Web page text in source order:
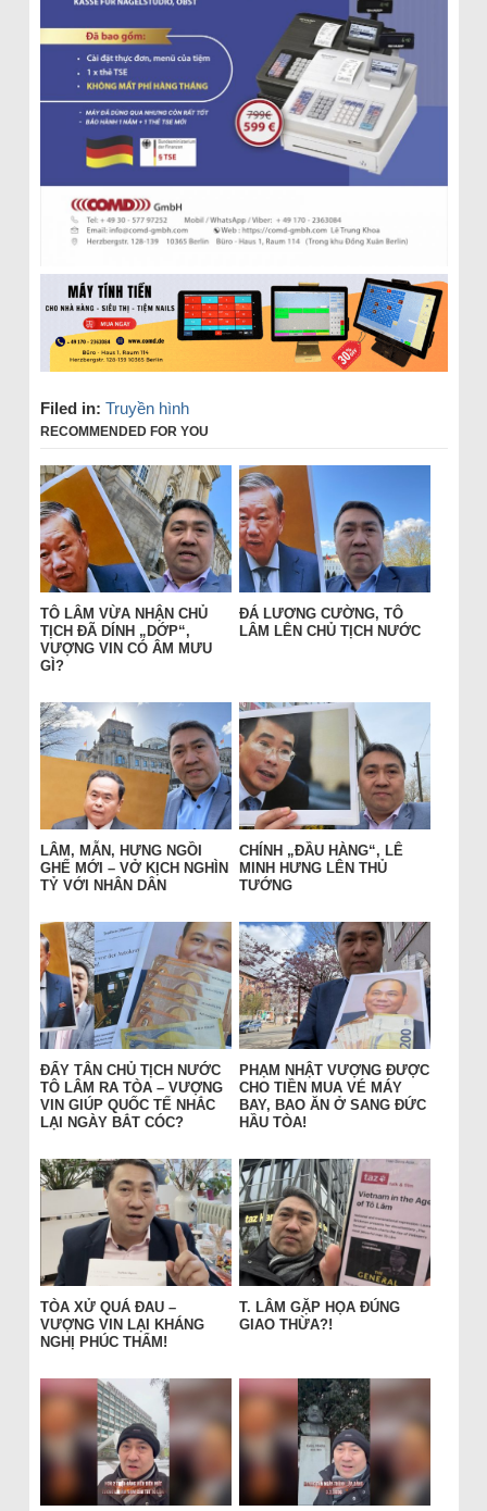
Filed in: Truyền hình
RECOMMENDED FOR YOU
TÔ LÂM VỪA NHẬN CHỦ
TỊCH ĐÃ DÍNH „DỚP“,
VƯỢNG VIN CÓ ÂM MƯU
GÌ?
ĐÁ LƯƠNG CƯỜNG, TÔ
LÂM LÊN CHỦ TỊCH NƯỚC
LÂM, MẪN, HƯNG NGỒI
GHẾ MỚI – VỞ KỊCH NGHÌN
TỶ VỚI NHÂN DÂN
CHÍNH „ĐẦU HÀNG“, LÊ
MINH HƯNG LÊN THỦ
TƯỚNG
ĐẨY TÂN CHỦ TỊCH NƯỚC
TÔ LÂM RA TÒA – VƯỢNG
VIN GIÚP QUỐC TẾ NHẮC
LẠI NGÀY BẮT CÓC?
PHẠM NHẬT VƯỢNG ĐƯỢC
CHO TIỀN MUA VÉ MÁY
BAY, BAO ĂN Ở SANG ĐỨC
HẦU TÒA!
TÒA XỬ QUÁ ĐAU –
VƯỢNG VIN LẠI KHÁNG
NGHỊ PHÚC THẨM!
T. LÂM GẶP HỌA ĐÚNG
GIAO THỪA?!